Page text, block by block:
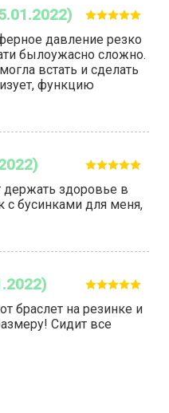
давление резко
былоужасно сложно.
встать и сделать
функцию
здоровье в
с бусинками для меня,
браслет на резинке и
Сидит все